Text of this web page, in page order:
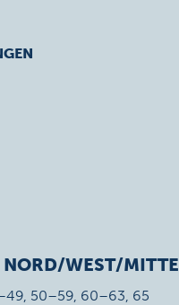
NORD/WEST/MITTE
50–59, 60–63, 65